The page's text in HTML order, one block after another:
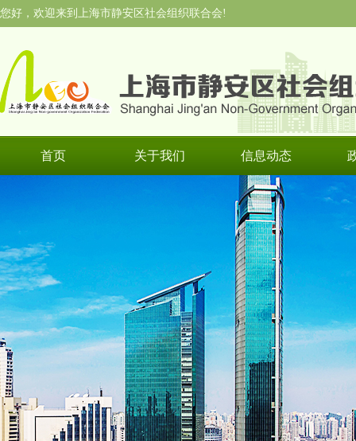
您好，欢迎来到上海市静安区社会组织联合会!
首页 关于我们 信息动态